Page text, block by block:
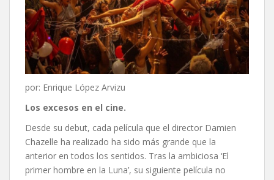
por: Enrique López Arvizu
Los excesos en el cine.
Desde su debut, cada película que el director Damien
Chazelle ha realizado ha sido más grande que la
anterior en todos los sentidos. Tras la ambiciosa ‘El
primer hombre en la Luna’, su siguiente película no